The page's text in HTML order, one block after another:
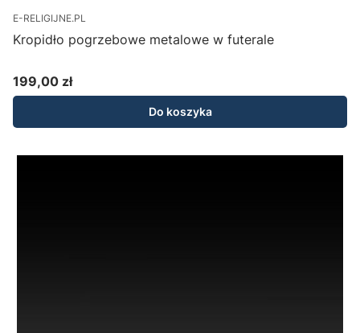
E-RELIGIJNE.PL
Kropidło pogrzebowe metalowe w futerale
Cena
199,00 zł
Do koszyka